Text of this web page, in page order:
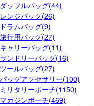
ダッフルバッグ(44)
レンジバッグ(26)
ドラムバッグ(9)
旅行用バッグ(27)
キャリーバッグ(11)
ランドリーバッグ(16)
ツールバッグ(27)
バッグアクセサリー(100)
ミリタリーポーチ(1150)
マガジンポーチ(469)